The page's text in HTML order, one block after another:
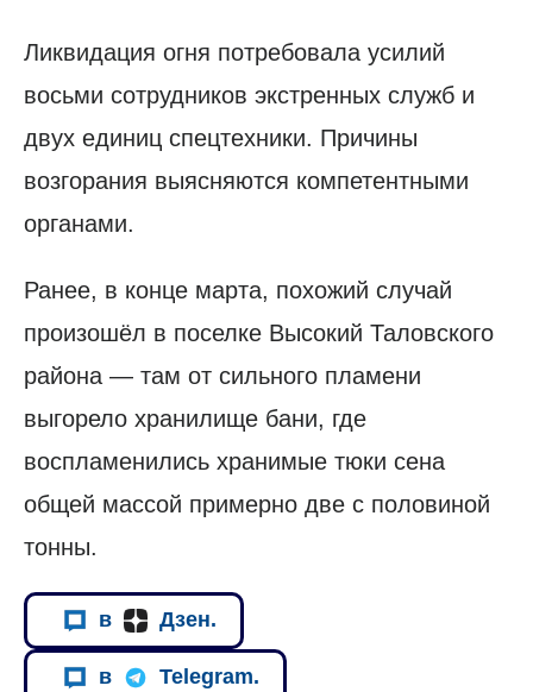
Ликвидация огня потребовала усилий
восьми сотрудников экстренных служб и
двух единиц спецтехники. Причины
возгорания выясняются компетентными
органами.
Ранее, в конце марта, похожий случай
произошёл в поселке Высокий Таловского
района — там от сильного пламени
выгорело хранилище бани, где
воспламенились хранимые тюки сена
общей массой примерно две с половиной
тонны.
в Дзен.
в Telegram.